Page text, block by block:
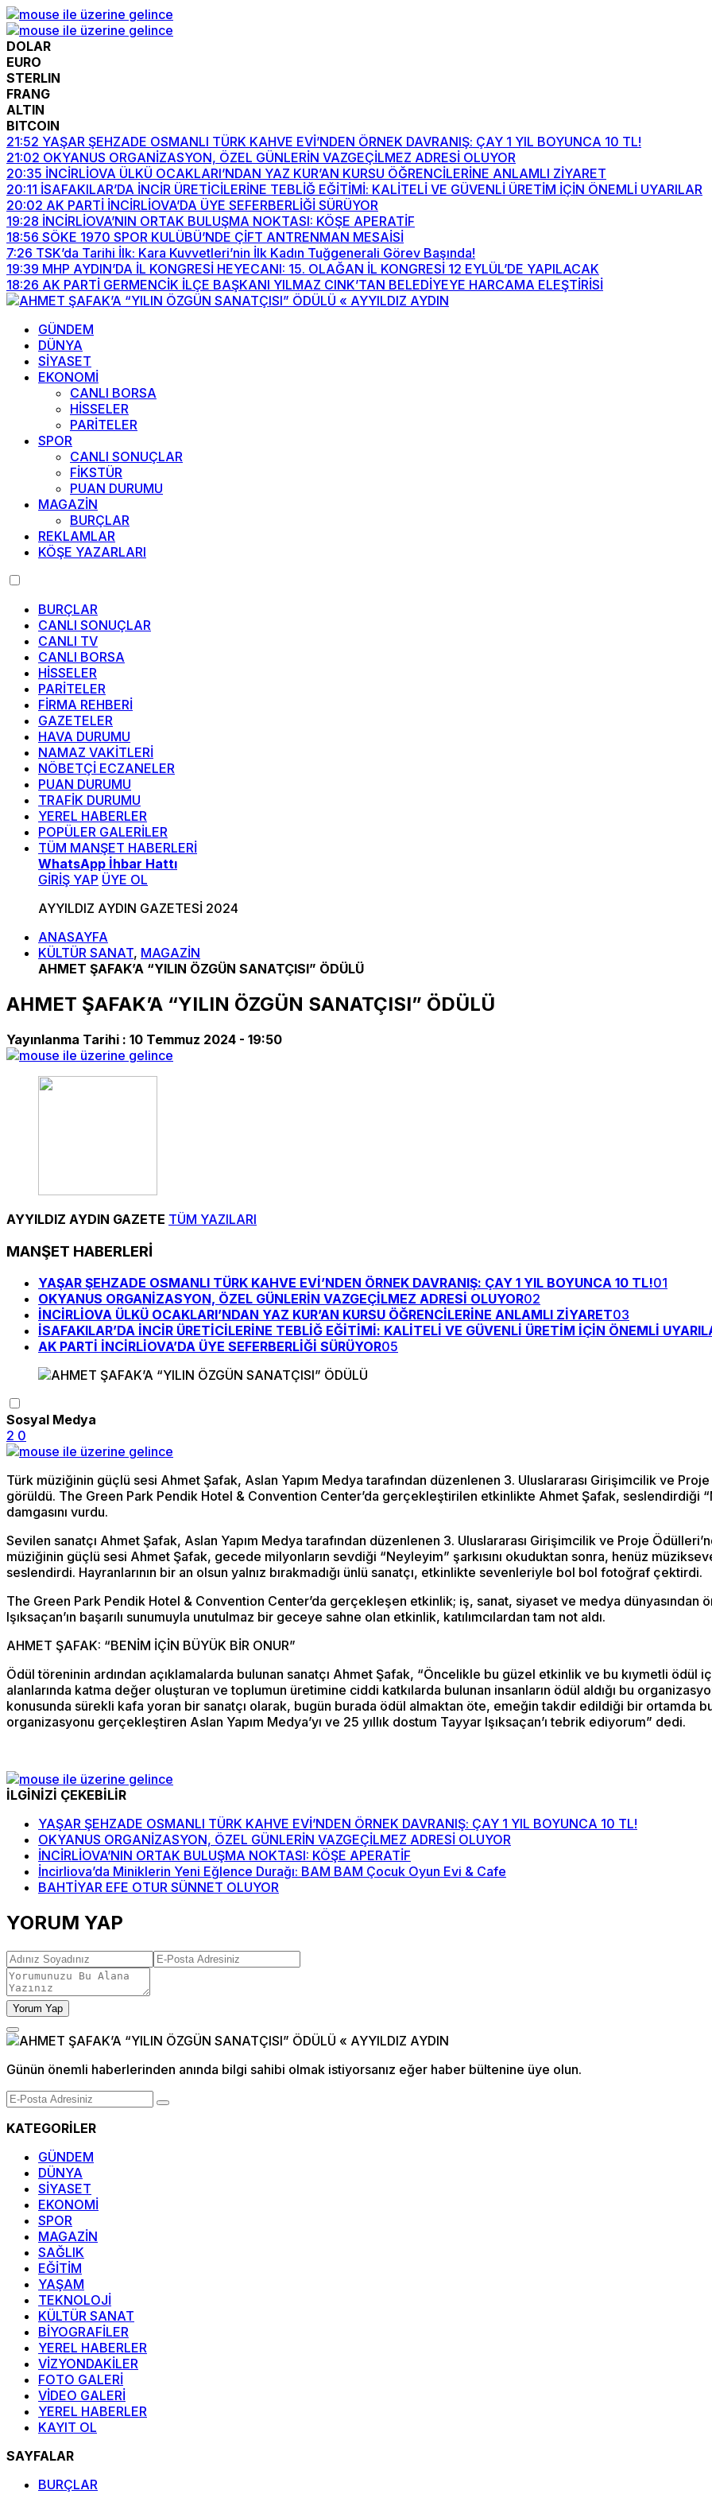
DOLAR
EURO
STERLIN
FRANG
ALTIN
BITCOIN
21:52 YAŞAR ŞEHZADE OSMANLI TÜRK KAHVE EVİ’NDEN ÖRNEK DAVRANIŞ: ÇAY 1 YIL BOYUNCA 10 TL!
21:02 OKYANUS ORGANİZASYON, ÖZEL GÜNLERİN VAZGEÇİLMEZ ADRESİ OLUYOR
20:35 İNCİRLİOVA ÜLKÜ OCAKLARI’NDAN YAZ KUR’AN KURSU ÖĞRENCİLERİNE ANLAMLI ZİYARET
20:11 İSAFAKILAR’DA İNCİR ÜRETİCİLERİNE TEBLİĞ EĞİTİMİ: KALİTELİ VE GÜVENLİ ÜRETİM İÇİN ÖNEMLİ UYARILAR
20:02 AK PARTİ İNCİRLİOVA’DA ÜYE SEFERBERLİĞİ SÜRÜYOR
19:28 İNCİRLİOVA’NIN ORTAK BULUŞMA NOKTASI: KÖŞE APERATİF
18:56 SÖKE 1970 SPOR KULÜBÜ’NDE ÇİFT ANTRENMAN MESAİSİ
7:26 TSK’da Tarihi İlk: Kara Kuvvetleri’nin İlk Kadın Tuğgenerali Görev Başında!
19:39 MHP AYDIN’DA İL KONGRESİ HEYECANI: 15. OLAĞAN İL KONGRESİ 12 EYLÜL’DE YAPILACAK
18:26 AK PARTİ GERMENCİK İLÇE BAŞKANI YILMAZ CINK’TAN BELEDİYEYE HARCAMA ELEŞTİRİSİ
GÜNDEM
DÜNYA
SİYASET
EKONOMİ
CANLI BORSA
HİSSELER
PARİTELER
SPOR
CANLI SONUÇLAR
FİKSTÜR
PUAN DURUMU
MAGAZİN
BURÇLAR
REKLAMLAR
KÖŞE YAZARLARI
BURÇLAR
CANLI SONUÇLAR
CANLI TV
CANLI BORSA
HİSSELER
PARİTELER
FİRMA REHBERİ
GAZETELER
HAVA DURUMU
NAMAZ VAKİTLERİ
NÖBETÇİ ECZANELER
PUAN DURUMU
TRAFİK DURUMU
YEREL HABERLER
POPÜLER GALERİLER
TÜM MANŞET HABERLERİ
WhatsApp İhbar Hattı
GİRİŞ YAP ÜYE OL
AYYILDIZ AYDIN GAZETESİ 2024
ANASAYFA
KÜLTÜR SANAT, MAGAZİN
AHMET ŞAFAK’A “YILIN ÖZGÜN SANATÇISI” ÖDÜLÜ
AHMET ŞAFAK’A “YILIN ÖZGÜN SANATÇISI” ÖDÜLÜ
Yayınlanma Tarihi : 10 Temmuz 2024 - 19:50
AYYILDIZ AYDIN GAZETE TÜM YAZILARI
MANŞET HABERLERİ
YAŞAR ŞEHZADE OSMANLI TÜRK KAHVE EVİ’NDEN ÖRNEK DAVRANIŞ: ÇAY 1 YIL BOYUNCA 10 TL!01
OKYANUS ORGANİZASYON, ÖZEL GÜNLERİN VAZGEÇİLMEZ ADRESİ OLUYOR02
İNCİRLİOVA ÜLKÜ OCAKLARI’NDAN YAZ KUR’AN KURSU ÖĞRENCİLERİNE ANLAMLI ZİYARET03
İSAFAKILAR’DA İNCİR ÜRETİCİLERİNE TEBLİĞ EĞİTİMİ: KALİTELİ VE GÜVENLİ ÜRETİM İÇİN ÖNEMLİ
AK PARTİ İNCİRLİOVA’DA ÜYE SEFERBERLİĞİ SÜRÜYOR05
Sosyal Medya
2 0
Türk müziğinin güçlü sesi Ahmet Şafak, Aslan Yapım Medya tarafından düzenlenen 3. Uluslararası Girişimcilik ve Proje
görüldü. The Green Park Pendik Hotel & Convention Center’da gerçekleştirilen etkinlikte Ahmet Şafak, seslendirdiği
damgasını vurdu.
Sevilen sanatçı Ahmet Şafak, Aslan Yapım Medya tarafından düzenlenen 3. Uluslararası Girişimcilik ve Proje
müziğinin güçlü sesi Ahmet Şafak, gecede milyonların sevdiği “Neyleyim” şarkısını okuduktan sonra, henüz
seslendirdi. Hayranlarının bir an olsun yalnız bırakmadığı ünlü sanatçı, etkinlikte sevenleriyle bol bol fotoğraf çektirdi.
The Green Park Pendik Hotel & Convention Center’da gerçekleşen etkinlik; iş, sanat, siyaset ve medya
Işıksaçan’ın başarılı sunumuyla unutulmaz bir geceye sahne olan etkinlik, katılımcılardan tam not aldı.
AHMET ŞAFAK: “BENİM İÇİN BÜYÜK BİR ONUR”
Ödül töreninin ardından açıklamalarda bulunan sanatçı Ahmet Şafak, “Öncelikle bu güzel etkinlik ve bu kıymetli
alanlarında katma değer oluşturan ve toplumun üretimine ciddi katkılarda bulunan insanların ödül aldığı bu
konusunda sürekli kafa yoran bir sanatçı olarak, bugün burada ödül almaktan öte, emeğin takdir edildiği bir ortamda
organizasyonu gerçekleştiren Aslan Yapım Medya’yı ve 25 yıllık dostum Tayyar Işıksaçan’ı tebrik ediyorum” dedi.
İLGİNİZİ ÇEKEBİLİR
YAŞAR ŞEHZADE OSMANLI TÜRK KAHVE EVİ’NDEN ÖRNEK DAVRANIŞ: ÇAY 1 YIL BOYUNCA 10 TL!
OKYANUS ORGANİZASYON, ÖZEL GÜNLERİN VAZGEÇİLMEZ ADRESİ OLUYOR
İNCİRLİOVA’NIN ORTAK BULUŞMA NOKTASI: KÖŞE APERATİF
İncirliova’da Miniklerin Yeni Eğlence Durağı: BAM BAM Çocuk Oyun Evi & Cafe
BAHTİYAR EFE OTUR SÜNNET OLUYOR
YORUM YAP
Yorum Yap
Günün önemli haberlerinden anında bilgi sahibi olmak istiyorsanız eğer haber bültenine üye olun.
KATEGORİLER
GÜNDEM
DÜNYA
SİYASET
EKONOMİ
SPOR
MAGAZİN
SAĞLIK
EĞİTİM
YAŞAM
TEKNOLOJİ
KÜLTÜR SANAT
BİYOGRAFİLER
YEREL HABERLER
VİZYONDAKİLER
FOTO GALERİ
VİDEO GALERİ
YEREL HABERLER
KAYIT OL
SAYFALAR
BURÇLAR